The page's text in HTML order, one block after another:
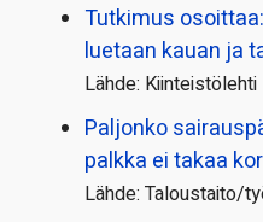
Tutkimus
luetaan kauan ja
Lähde: Kiinteistölehti
Paljonko
palkka ei takaa
Lähde: Taloustaito/